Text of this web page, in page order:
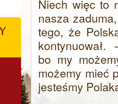
Niech więc to
nasza
tego, że
kontynuował.
bo my
możemy mieć
jesteśmy